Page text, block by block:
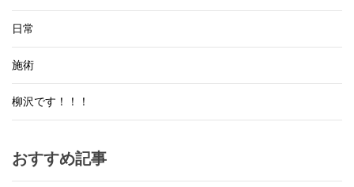
日常
施術
柳沢です！！！
おすすめ記事